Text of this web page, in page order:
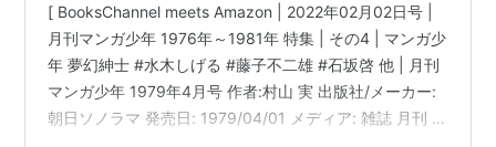
[ BooksChannel meets Amazon | 2022年02月02日号 |
月刊マンガ少年 1976年～1981年 特集 | その4 | マンガ少
年 夢幻紳士 #水木しげる #藤子不二雄 #石坂啓 他 | 月刊
マンガ少年 1979年4月号 作者:村山 実 出版社/メーカー:
朝日ソノラマ 発売日: 1979/04/01 メディア: 雑誌 月刊 マ